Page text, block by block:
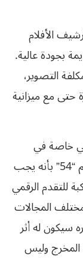
الأفلام
بجودة عالية.
التصوير،
حتى مع ميزانية
خاصة في
السنوات الخمس الأخيرة، يعتقد مخرج فيلم “54” بأنه يجب
للتقدم الرقمي
المجالات
سيكون له أثر
وليس